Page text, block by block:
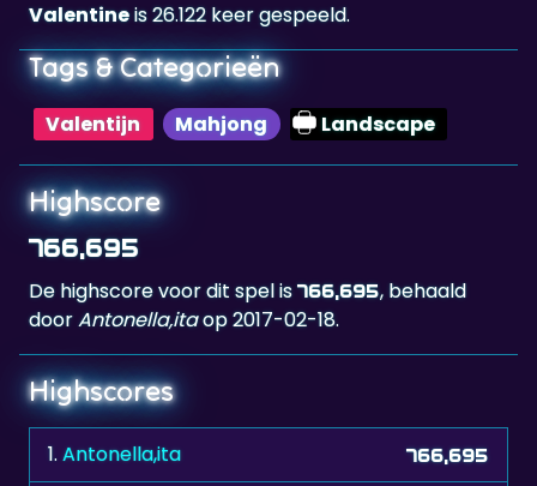
Valentineis 26.122 keer gespeeld.
Tags & Categorieën
Valentijn Mahjong Landscape
Highscore
766,695
De highscore voor dit spel is766,695, behaald
doorAntonella,itaop 2017-02-18.
Highscores
1.Antonella,ita 766,695